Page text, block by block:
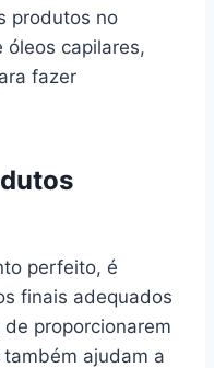
produtos no
óleos capilares,
fazer
perfeito, é
finais adequados
proporcionarem
ajudam a